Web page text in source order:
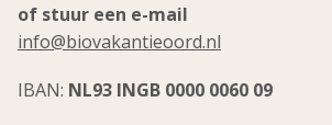
of stuur een e-mail
info@biovakantieoord.nl
IBAN: NL93 INGB 0000 0060 09